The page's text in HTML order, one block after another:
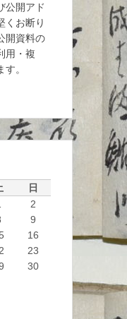
公開アド
くお断り
開資料の
用・複
。
日
2
9
16
23
30